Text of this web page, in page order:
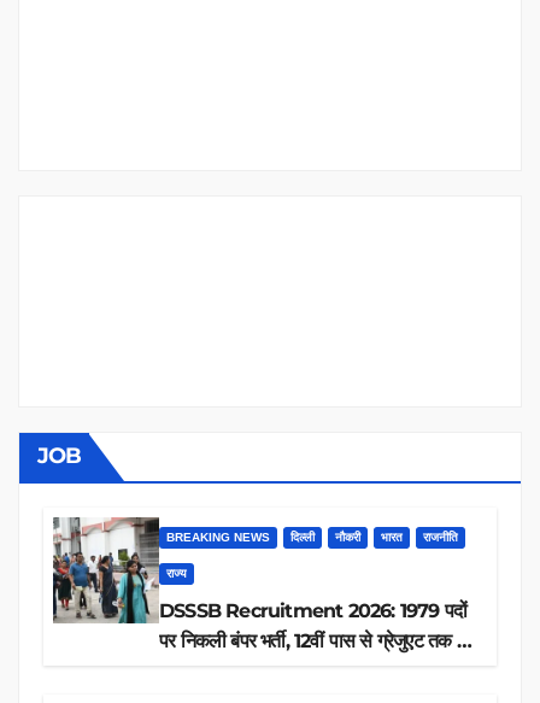
JOB
BREAKING NEWS दिल्ली नौकरी भारत राजनीति
राज्य
DSSSB Recruitment 2026: 1979 पदों
पर निकली बंपर भर्ती, 12वीं पास से ग्रेजुएट तक करें